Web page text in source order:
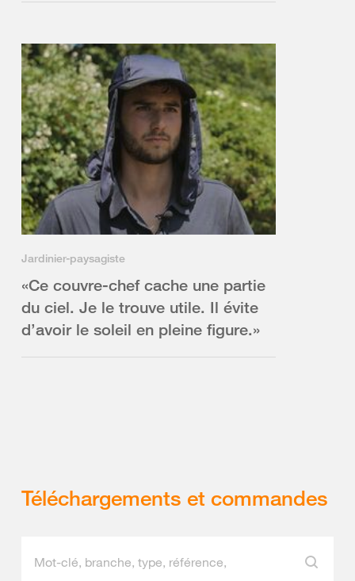
Jardinier-paysagiste
«Ce couvre-chef cache une partie
du ciel. Je le trouve utile. Il évite
d’avoir le soleil en pleine figure.»
Téléchargements et commandes